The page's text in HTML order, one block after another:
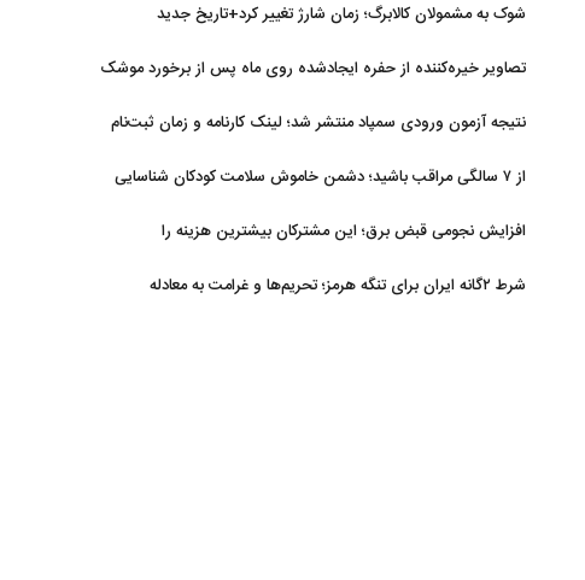
شوک به مشمولان کالابرگ؛ زمان شارژ تغییر کرد+تاریخ جدید
تصاویر خیره‌کننده از حفره ایجادشده روی ماه پس از برخورد موشک
نتیجه آزمون ورودی سمپاد منتشر شد؛ لینک کارنامه و زمان ثبت‌نام
از ۷ سالگی مراقب باشید؛ دشمن خاموش سلامت کودکان شناسایی
افزایش نجومی قبض برق؛ این مشترکان بیشترین هزینه را
شرط ۲گانه ایران برای تنگه هرمز؛ تحریم‌ها و غرامت به معادله